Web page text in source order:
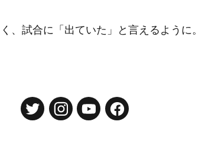
、試合に「出ていた」と言えるように。